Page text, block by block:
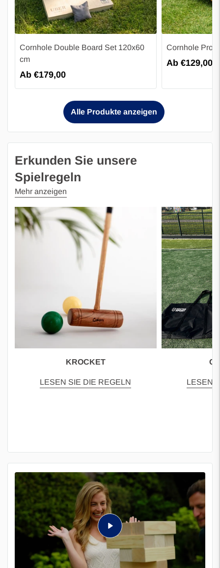
Cornhole Double Board Set 120x60
cm
Regulärer
Preis
Ab €179,00
Cornhole Pro+
Regulärer
Ab €129,00
Alle Produkte anzeigen
Erkunden Sie unsere
Spielregeln
Mehr anzeigen
KROCKET
LESEN SIE DIE REGELN LESEN